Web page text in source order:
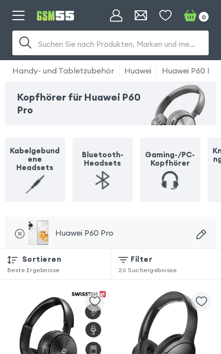
Suchen Sie nach Produkten, Marken und mehr...
0
Handy- und Tabletzubehör Huawei Huawei P60 Pro
Kopfhörer für Huawei P60
Pro
Kabelgebund
ene
Headsets
Bluetooth-
Headsets
Gaming-/PC-
Kopfhörer
Huawei P60 Pro
Sortieren
Beste Ergebnisse
Filter
26 Suchergebnisse